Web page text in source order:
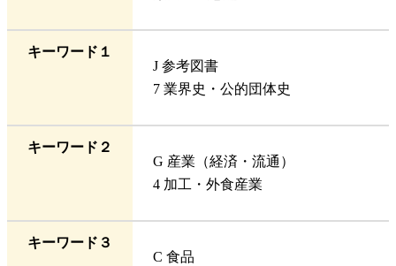
キーワード１
J 参考図書
7 業界史・公的団体史
キーワード２
G 産業（経済・流通）
4 加工・外食産業
キーワード３
C 食品